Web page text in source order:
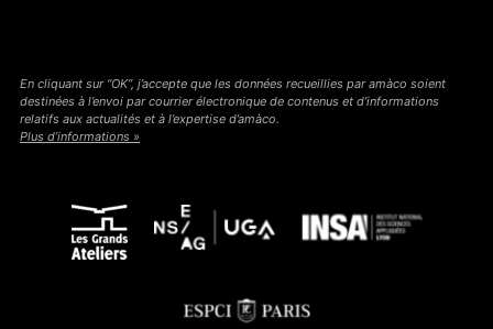
En cliquant sur “OK”, j’accepte que les données recueillies par amàco soient
destinées à l’envoi par courrier électronique de contenus et d’informations
relatifs aux actualités et à l’expertise d’amàco.
Plus d’informations »